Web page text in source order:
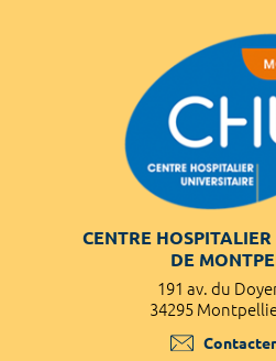
CENTRE
DE
191 av. du
34295
Contacter